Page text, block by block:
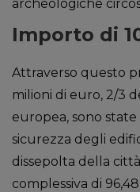
archeologiche
Importo di
Attraverso questo
milioni di euro, 2/3
europea, sono
sicurezza degli
dissepolta della
complessiva di